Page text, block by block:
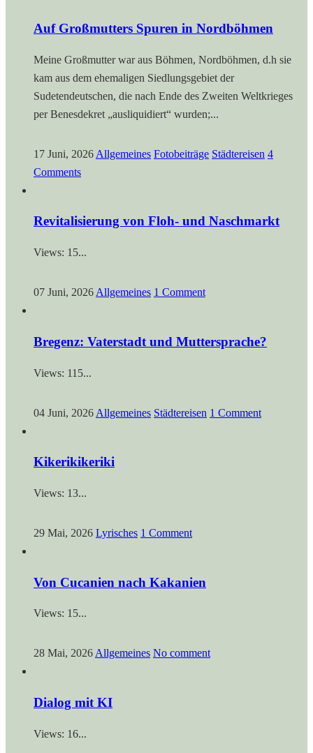
Auf Großmutters Spuren in Nordböhmen
Meine Großmutter war aus Böhmen, Nordböhmen, d.h sie
kam aus dem ehemaligen Siedlungsgebiet der
Sudetendeutschen, die nach Ende des Zweiten Weltkrieges
per Benesdekret „ausliquidiert“ wurden;...
17 Juni, 2026 Allgemeines Fotobeiträge Städtereisen 4
Comments
Revitalisierung von Floh- und Naschmarkt
Views: 15...
07 Juni, 2026 Allgemeines 1 Comment
Bregenz: Vaterstadt und Muttersprache?
Views: 115...
04 Juni, 2026 Allgemeines Städtereisen 1 Comment
Kikerikikeriki
Views: 13...
29 Mai, 2026 Lyrisches 1 Comment
Von Cucanien nach Kakanien
Views: 15...
28 Mai, 2026 Allgemeines No comment
Dialog mit KI
Views: 16...